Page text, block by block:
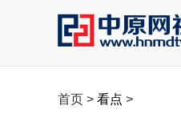
首页 > 看点 >